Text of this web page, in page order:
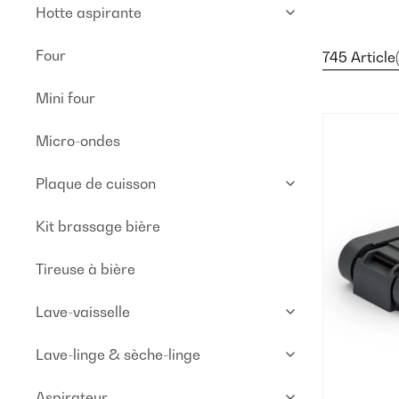
Hotte aspirante
Four
Mini four
Micro-ondes
Plaque de cuisson
Kit brassage bière
Tireuse à bière
Lave-vaisselle
Lave-linge & sèche-linge
745